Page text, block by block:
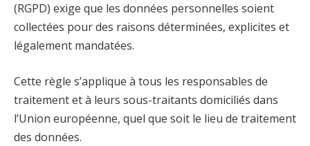
(RGPD) exige que les données personnelles soient
collectées pour des raisons déterminées, explicites et
légalement mandatées.
Cette règle s’applique à tous les responsables de
traitement et à leurs sous-traitants domiciliés dans
l’Union européenne, quel que soit le lieu de traitement
des données.